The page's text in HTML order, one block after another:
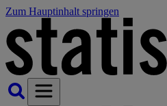
Zum Hauptinhalt springen